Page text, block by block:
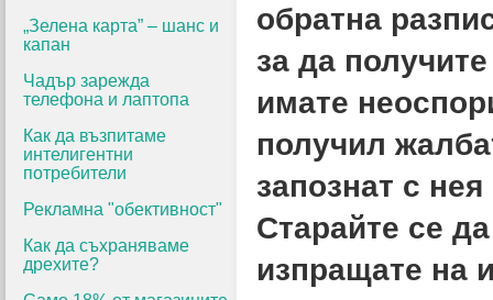
„Зелена карта” – шанс и
капан
Чадър зарежда
телефона и лаптопа
Как да възпитаме
интелигентни
потребители
Рекламна "обективност"
Как да съхраняваме
дрехите?
обратна
за да
имате
получил
запознат с
Старайте се
изпращате на